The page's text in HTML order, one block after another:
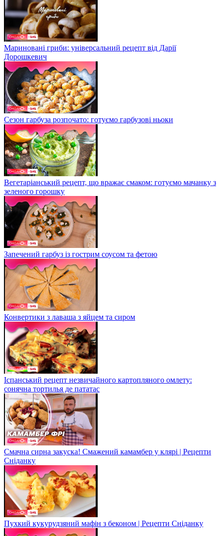
Мариновані гриби: універсальний рецепт від Дарії
Дорошкевич
Сезон гарбуза розпочато: готуємо гарбузові ньоки
Вегетаріанський рецепт, що вражає смаком: готуємо мачанку з
зеленого горошку
Запечений гарбуз із гострим соусом та фетою
Конвертики з лаваша з яйцем та сиром
Іспанський рецепт незвичайного картопляного омлету:
сонячна тортилья де пататас
Смачна сирна закуска! Смажений камамбер у клярі | Рецепти
Сніданку
Пухкий кукурудзяний мафін з беконом | Рецепти Сніданку